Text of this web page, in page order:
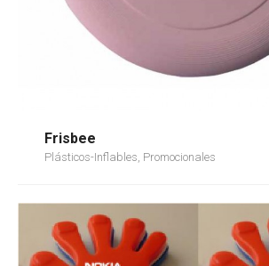
Frisbee
Plásticos-Inflables, Promocionales